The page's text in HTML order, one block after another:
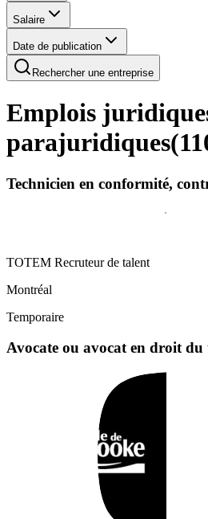
Salaire
Date de publication
Rechercher une entreprise
Emplois
parajuridiques(
Technicien en conformité,
TOTEM Recruteur de talent
Montréal
Temporaire
Avocate ou avocat en droit